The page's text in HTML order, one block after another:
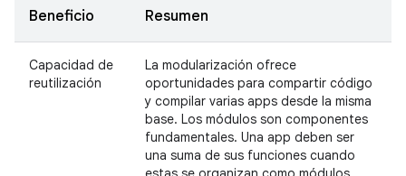
Beneficio Resumen
Capacidad de
reutilización
La modularización ofrece
oportunidades para compartir código
y compilar varias apps desde la misma
base. Los módulos son componentes
fundamentales. Una app deben ser
una suma de sus funciones cuando